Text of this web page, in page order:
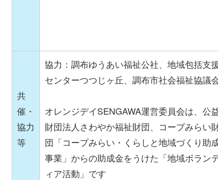
共
催・
協力
等
協力：調布ゆうあい福祉公社、地域包括支
センターつつじヶ丘、調布市社会福祉協議
オレンジデイSENGAWA運営委員会は、公
財団法人さわやか福祉財団、コープみらい
団「コープみらい・くらしと地域づくり助
事業」からの助成金をうけた「地域ボラン
ィア活動」です